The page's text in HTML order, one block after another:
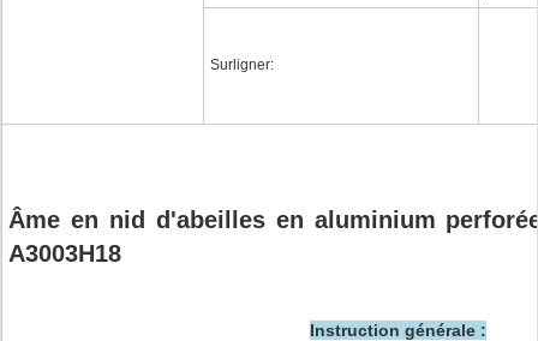
Surligner:
Âme en nid d'abeilles en aluminium
A3003H18
Instruction générale :